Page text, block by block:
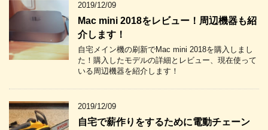
2019/12/09
Mac mini 2018をレビュー！周辺機器も紹
介します！
自宅メイン機の刷新でMac mini 2018を購入しまし
た！購入したモデルの詳細とレビュー、現在使って
いる周辺機器を紹介します！
2019/12/09
自宅で薪作りをするために電動チェーン